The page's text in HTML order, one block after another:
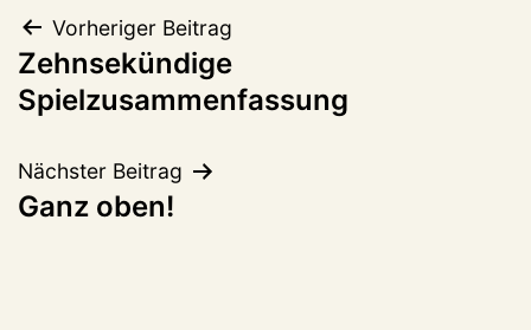
Beitragsnavigation
Vorheriger Beitrag
Zehnsekündige
Spielzusammenfassung
Nächster Beitrag
Ganz oben!